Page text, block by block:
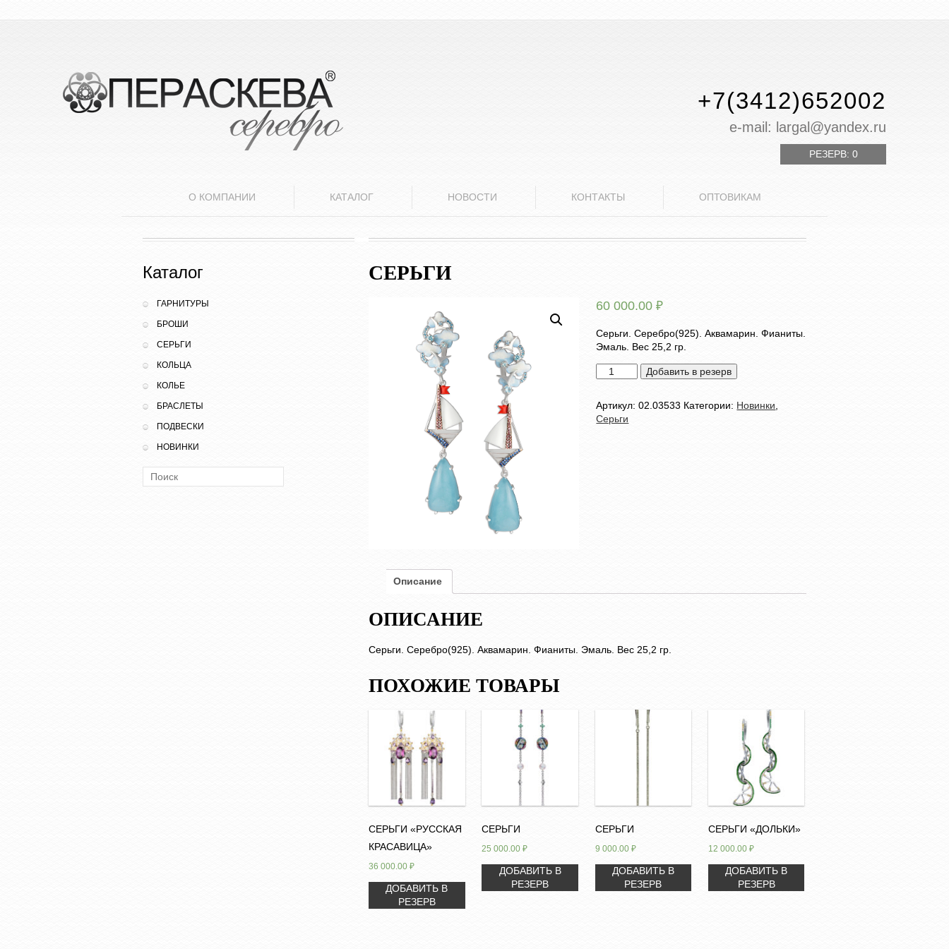
+7(3412)652002
е-mail: largal@yandex.ru
РЕЗЕРВ: 0
О КОМПАНИИ КАТАЛОГ НОВОСТИ КОНТАКТЫ ОПТОВИКАМ
Каталог
ГАРНИТУРЫ
БРОШИ
СЕРЬГИ
КОЛЬЦА
КОЛЬЕ
БРАСЛЕТЫ
ПОДВЕСКИ
НОВИНКИ
Поиск:
СЕРЬГИ
60 000.00₽
Серьги. Серебро(925). Аквамарин. Фианиты.
Эмаль. Вес 25,2 гр.
Количество
товара
Добавить в резерв
Артикул:02.03533 Категории: Новинки
Серьги
Описание
ОПИСАНИЕ
Серьги. Серебро(925). Аквамарин. Фианиты. Эмаль. Вес 25,2 гр.
ПОХОЖИЕ ТОВАРЫ
СЕРЬГИ «РУССКАЯ
КРАСАВИЦА»
36 000.00 ₽
ДОБАВИТЬ В
РЕЗЕРВ
СЕРЬГИ
25 000.00₽
ДОБАВИТЬ В
РЕЗЕРВ
СЕРЬГИ
9 000.00 ₽
ДОБАВИТЬ В
РЕЗЕРВ
СЕРЬГИ «ДОЛЬКИ»
12 000.00 ₽
ДОБАВИТЬ В
РЕЗЕРВ